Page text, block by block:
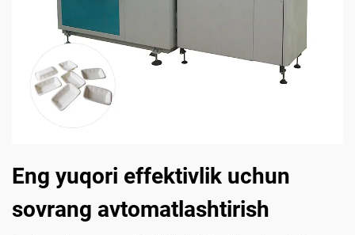
Eng yuqori effektivlik uchun
sovrang avtomatlashtirish